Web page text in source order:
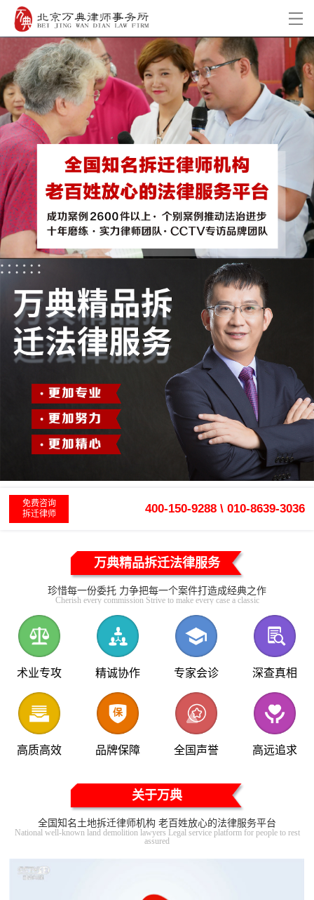
免费咨询
拆迁律师
400-150-9288 \ 010-8639-3036
万典精品拆迁法律服务
珍惜每一份委托 力争把每一个案件打造成经典之作
Cherish every commission Strive to make every case a classic
术业专攻 精诚协作 专家会诊 深查真相
高质高效 品牌保障 全国声誉 高远追求
关于万典
全国知名土地拆迁律师机构 老百姓放心的法律服务平台
National well-known land demolition lawyers Legal service platform for people to rest
assured